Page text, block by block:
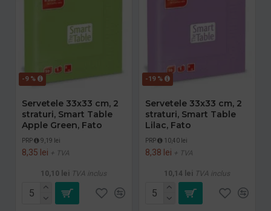
-9 %
Servetele 33x33 cm, 2
straturi, Smart Table
Apple Green, Fato
PRP 9,19 lei
8,35 lei + TVA
10,10 lei TVA inclus
-19 %
Servetele 33x33 cm, 2
straturi, Smart Table
Lilac, Fato
PRP 10,40 lei
8,38 lei + TVA
10,14 lei TVA inclus